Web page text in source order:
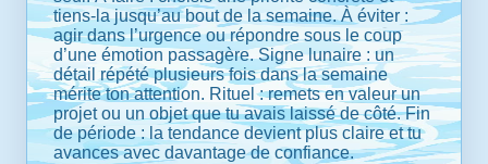
tiens-la jusqu’au bout de la semaine. À éviter :
agir dans l’urgence ou répondre sous le coup
d’une émotion passagère. Signe lunaire : un
détail répété plusieurs fois dans la semaine
mérite ton attention. Rituel : remets en valeur un
projet ou un objet que tu avais laissé de côté. Fin
de période : la tendance devient plus claire et tu
avances avec davantage de confiance.